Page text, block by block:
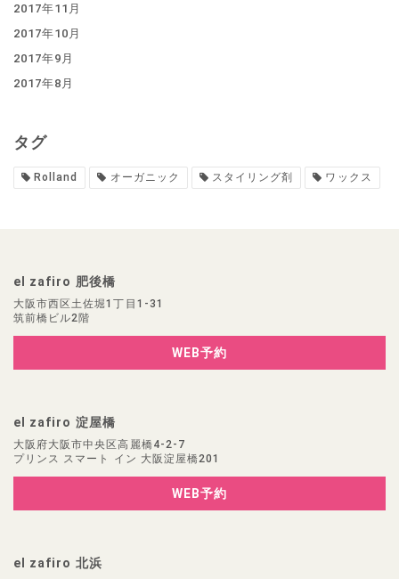
2017年11月
2017年10月
2017年9月
2017年8月
タグ
Rolland オーガニック スタイリング剤 ワックス
el zafiro 肥後橋
大阪市西区土佐堀1丁目1-31
筑前橋ビル2階
WEB予約
el zafiro 淀屋橋
大阪府大阪市中央区高麗橋4-2-7
プリンス スマート イン 大阪淀屋橋201
WEB予約
el zafiro 北浜